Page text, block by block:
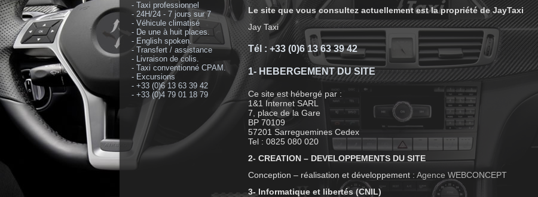
- Taxi professionnel
- 24H/24 - 7 jours sur 7
- Véhicule climatisé
- De une à huit places.
- English spoken.
- Transfert / assistance
- Livraison de colis.
- Taxi conventionné CPAM.
- Excursions
- +33 (0)6 13 63 39 42
- +33 (0)4 79 01 18 79
Le site que vous consultez actuellement est la propriété deJayTaxi
Jay Taxi
Tél : +33 (0)6 13 63 39 42
1- HEBERGEMENT DU SITE
Ce site est hébergé par :
1&1 Internet SARL
7, place de la Gare
BP 70109
57201 Sarreguemines Cedex
Tel : 0825 080 020
2- CREATION – DEVELOPPEMENTS DU SITE
Conception – réalisation et développement : Agence WEBCONCEPT
3- Informatique et libertés (CNIL)